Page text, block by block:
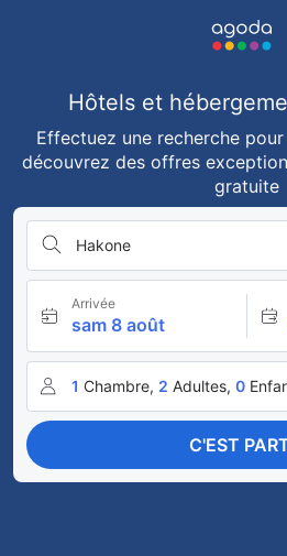
Hôtels et
Effectuez une recherche
découvrez des offres
gratuite
Hakone
Arrivée
sam 8 août
1 Chambre, 2 Adultes, 0
C'EST